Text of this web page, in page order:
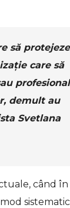
să protejeze
care să
demult au
Svetlana
când în